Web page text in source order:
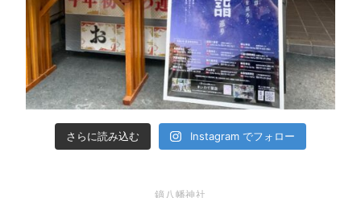
さらに読み込む Instagram でフォロー
鏑八幡神社